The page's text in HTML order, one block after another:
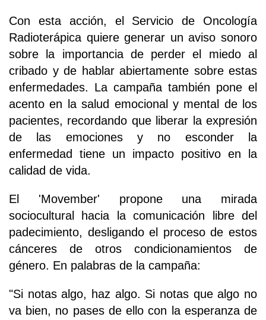
Con esta acción, el Servicio de Oncología
Radioterápica quiere generar un aviso sonoro
sobre la importancia de perder el miedo al
cribado y de hablar abiertamente sobre estas
enfermedades. La campaña también pone el
acento en la salud emocional y mental de los
pacientes, recordando que liberar la expresión
de las emociones y no esconder la
enfermedad tiene un impacto positivo en la
calidad de vida.
El 'Movember' propone una mirada
sociocultural hacia la comunicación libre del
padecimiento, desligando el proceso de estos
cánceres de otros condicionamientos de
género. En palabras de la campaña:
"Si notas algo, haz algo. Si notas que algo no
va bien, no pases de ello con la esperanza de